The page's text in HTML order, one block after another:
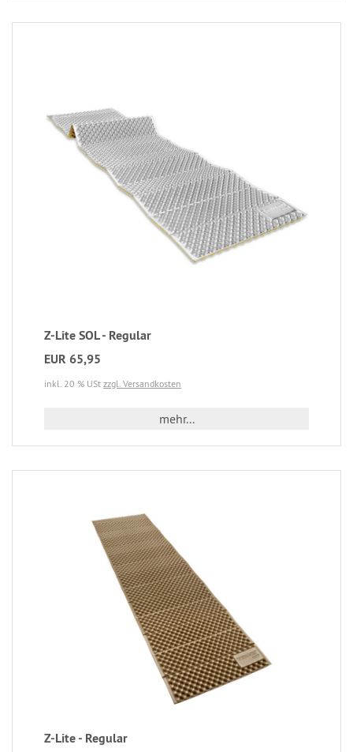
Z-Lite SOL - Regular
EUR 65,95
inkl. 20 % USt zzgl. Versandkosten
mehr...
Z-Lite - Regular